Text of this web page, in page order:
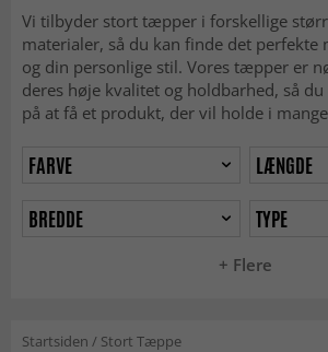
Vi tilbyder stort tæpper i forskellige
materialer, så du kan finde det perfekte
og din personlige stil. Vores tæpper er
deres høje kvalitet og holdbarhed, så
på at få et produkt, der vil holde i
+ Flere
FARVE
LÆNGDE
BREDDE
TYPE
Startsiden / Stort Tæppe